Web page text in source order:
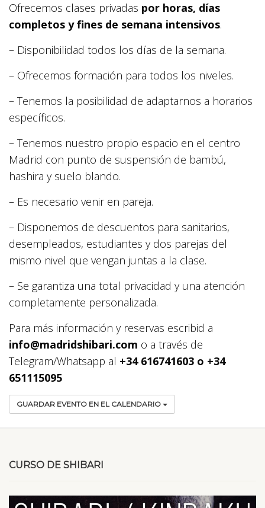
Ofrecemos clases privadas por horas, días
completos y fines de semana intensivos.
– Disponibilidad todos los días de la semana.
– Ofrecemos formación para todos los niveles.
– Tenemos la posibilidad de adaptarnos a horarios
específicos.
– Tenemos nuestro propio espacio en el centro
Madrid con punto de suspensión de bambú,
hashira y suelo blando.
– Es necesario venir en pareja.
– Disponemos de descuentos para sanitarios,
desempleados, estudiantes y dos parejas del
mismo nivel que vengan juntas a la clase.
– Se garantiza una total privacidad y una atención
completamente personalizada.
Para más información y reservas escribid a
info@madridshibari.com o a través de
Telegram/Whatsapp al +34 616741603 o +34
651115095
GUARDAR EVENTO EN EL CALENDARIO
CURSO DE SHIBARI